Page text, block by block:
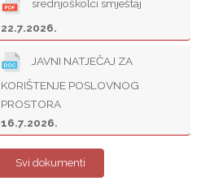
srednjoškolci smještaj
22.7.2026.
JAVNI NATJEČAJ ZA
KORIŠTENJE POSLOVNOG
PROSTORA
16.7.2026.
Svi dokumenti